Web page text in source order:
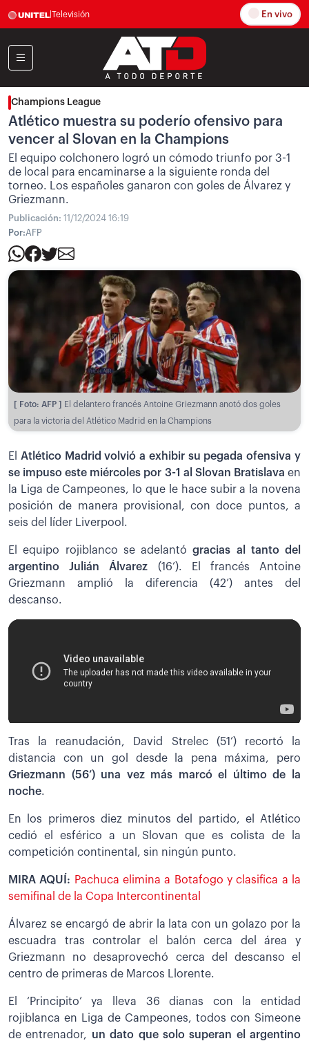
Televisión En vivo
Champions League
Atlético muestra su poderío ofensivo para
vencer al Slovan en la Champions
El equipo colchonero logró un cómodo triunfo por 3-1
de local para encaminarse a la siguiente ronda del
torneo. Los españoles ganaron con goles de Álvarez y
Griezmann.
Publicación: 11/12/2024 16:19
Por:AFP
[ Foto: AFP ]
El delantero francés Antoine Griezmann anotó dos goles
para la victoria del Atlético Madrid en la Champions
El Atlético Madrid volvió a exhibir su pegada ofensiva y
se impuso este miércoles por 3-1 al Slovan Bratislava en
la Liga de Campeones, lo que le hace subir a la novena
posición de manera provisional, con doce puntos, a
seis del líder Liverpool.
El equipo rojiblanco se adelantó gracias al tanto del
argentino Julián Álvarez (16’). El francés Antoine
Griezmann amplió la diferencia (42’) antes del
descanso.
Tras la reanudación, David Strelec (51’) recortó la
distancia con un gol desde la pena máxima, pero
Griezmann (56’) una vez más marcó el último de la
noche.
En los primeros diez minutos del partido, el Atlético
cedió el esférico a un Slovan que es colista de la
competición continental, sin ningún punto.
MIRA AQUÍ: Pachuca elimina a Botafogo y clasifica a la
semifinal de la Copa Intercontinental
Álvarez se encargó de abrir la lata con un golazo por la
escuadra tras controlar el balón cerca del área y
Griezmann no desaprovechó cerca del descanso el
centro de primeras de Marcos Llorente.
El ‘Principito’ ya lleva 36 dianas con la entidad
rojiblanca en Liga de Campeones, todos con Simeone
de entrenador, un dato que solo superan el argentino